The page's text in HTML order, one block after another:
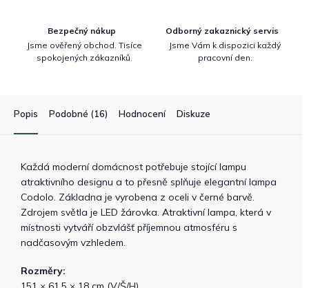
Bezpečný nákup
Jsme ověřený obchod. Tisíce
spokojených zákazníků.
Odborný zakaznický servis
Jsme Vám k dispozici každý
pracovní den.
Popis Podobné (16) Hodnocení Diskuze
Každá moderní domácnost potřebuje stojící lampu
atraktivního designu a to přesně splňuje elegantní lampa
Codolo. Základna je vyrobena z oceli v černé barvě.
Zdrojem světla je LED žárovka. Atraktivní lampa, která v
místnosti vytváří obzvlášť příjemnou atmosféru s
nadčasovým vzhledem.
Rozměry: